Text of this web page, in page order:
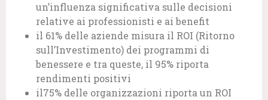
un’influenza significativa sulle decisioni
relative ai professionisti e ai benefit
il 61% delle aziende misura il ROI (Ritorno
sull’Investimento) dei programmi di
benessere e tra queste, il 95% riporta
rendimenti positivi
il75% delle organizzazioni riporta un ROI